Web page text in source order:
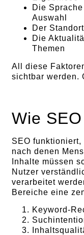
Die
Auswahl
Der
Die
Themen
All diese
sichtbar werden.
Wie
SEO
nach denen
Inhalte müssen
Nutzer
verarbeitet
Bereiche eine
Keyword-